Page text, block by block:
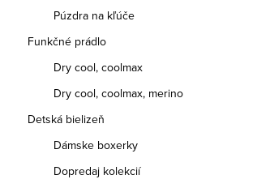
Púzdra na kľúče
Funkčné prádlo
Dry cool, coolmax
Dry cool, coolmax, merino
Detská bielizeň
Dámske boxerky
Dopredaj kolekcií